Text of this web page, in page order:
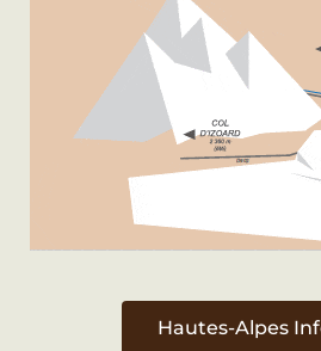
Hautes-Alpes